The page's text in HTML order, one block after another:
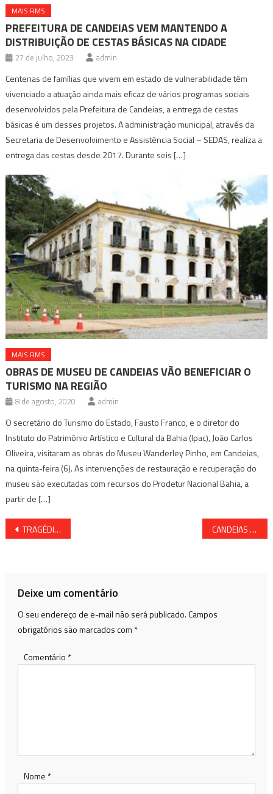
MAIS RMS
PREFEITURA DE CANDEIAS VEM MANTENDO A
DISTRIBUIÇÃO DE CESTAS BÁSICAS NA CIDADE
27 de julho, 2023 admin
Centenas de famílias que vivem em estado de vulnerabilidade têm
vivenciado a atuação ainda mais eficaz de vários programas sociais
desenvolvidos pela Prefeitura de Candeias, a entrega de cestas
básicas é um desses projetos. A administração municipal, através da
Secretaria de Desenvolvimento e Assistência Social – SEDAS, realiza a
entrega das cestas desde 2017. Durante seis […]
MAIS RMS
OBRAS DE MUSEU DE CANDEIAS VÃO BENEFICIAR O
TURISMO NA REGIÃO
8 de agosto, 2020 admin
O secretário do Turismo do Estado, Fausto Franco, e o diretor do
Instituto do Patrimônio Artístico e Cultural da Bahia (Ipac), João Carlos
Oliveira, visitaram as obras do Museu Wanderley Pinho, em Candeias,
na quinta-feira (6). As intervenções de restauração e recuperação do
museu são executadas com recursos do Prodetur Nacional Bahia, a
partir de […]
Navegação
TRAGÉDIA EM PERNAMBUCO JA PASSA DE 100 MORTES CANDEIAS APROVA PISOS DO MAGISTÉRIO, AGENTES DE SAÚDE E DE ENDEMIAS E SAI NA FRENTE NA RMS
Deixe um comentário
O seu endereço de e-mail não será publicado.Campos
obrigatórios são marcados com *
Comentário *
Nome *